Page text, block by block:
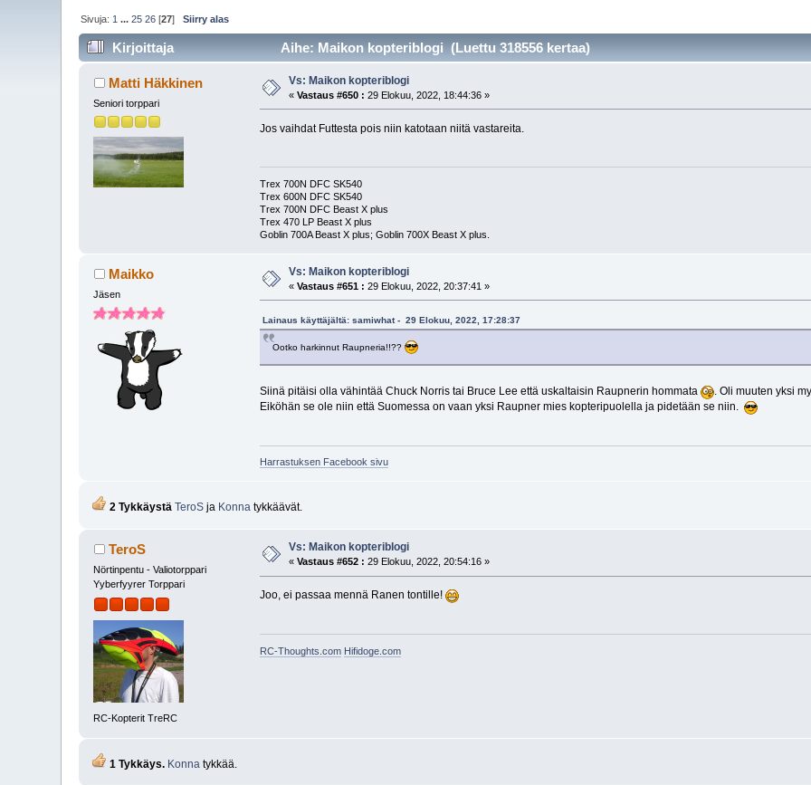
Sivuja: 1 ...25 26 [27]Siirry alas
Kirjoittaja Aihe: Maikon kopteriblogi (Luettu 318556 kertaa)
Matti Häkkinen
Seniori torppari
Vs: Maikon kopteriblogi
«Vastaus #650 : 29 Elokuu, 2022, 18:44:36 »
Jos vaihdat Futtesta pois niin katotaan niitä vastareita.
Trex 700N DFC SK540
Trex 600N DFC SK540
Trex 700N DFC Beast X plus
Trex 470 LP Beast X plus
Goblin 700A Beast X plus; Goblin 700X Beast X plus.
Maikko
Jäsen
Vs: Maikon kopteriblogi
«Vastaus #651 : 29 Elokuu, 2022, 20:37:41 »
Lainaus käyttäjältä: samiwhat - 29 Elokuu, 2022, 17:28:37
Ootko harkinnut Raupneria!!??
Siinä pitäisi olla vähintää Chuck Norris tai Bruce Lee että uskaltaisin Raupnerin hommata
. Oli muuten yksi
Eiköhän se ole niin että Suomessa on vaan yksi Raupner mies kopteripuolella ja pidetään se niin.
Harrastuksen Facebook sivu
2 Tykkäystä TeroS ja Konna tykkäävät.
TeroS
Nörtinpentu - Valiotorppari
Yyberfyyrer Torppari
RC-Kopterit TreRC
Vs: Maikon kopteriblogi
«Vastaus #652 : 29 Elokuu, 2022, 20:54:16 »
Joo, ei passaa mennä Ranen tontille!
RC-Thoughts.com Hifidoge.com
1 Tykkäys. Konna tykkää.